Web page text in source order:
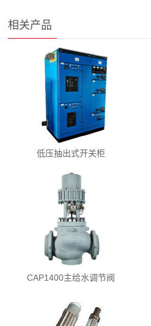
相关产品
低压抽出式开关柜
CAP1400主给水调节阀